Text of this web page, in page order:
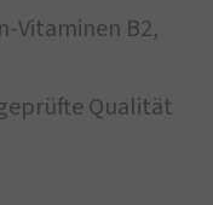
Vitaminen B2,
Qualität